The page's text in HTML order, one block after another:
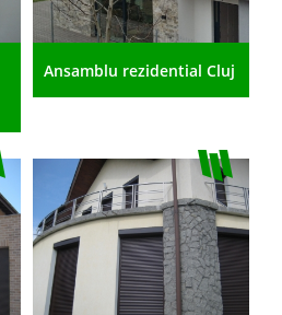
Ansamblu rezidential Cluj